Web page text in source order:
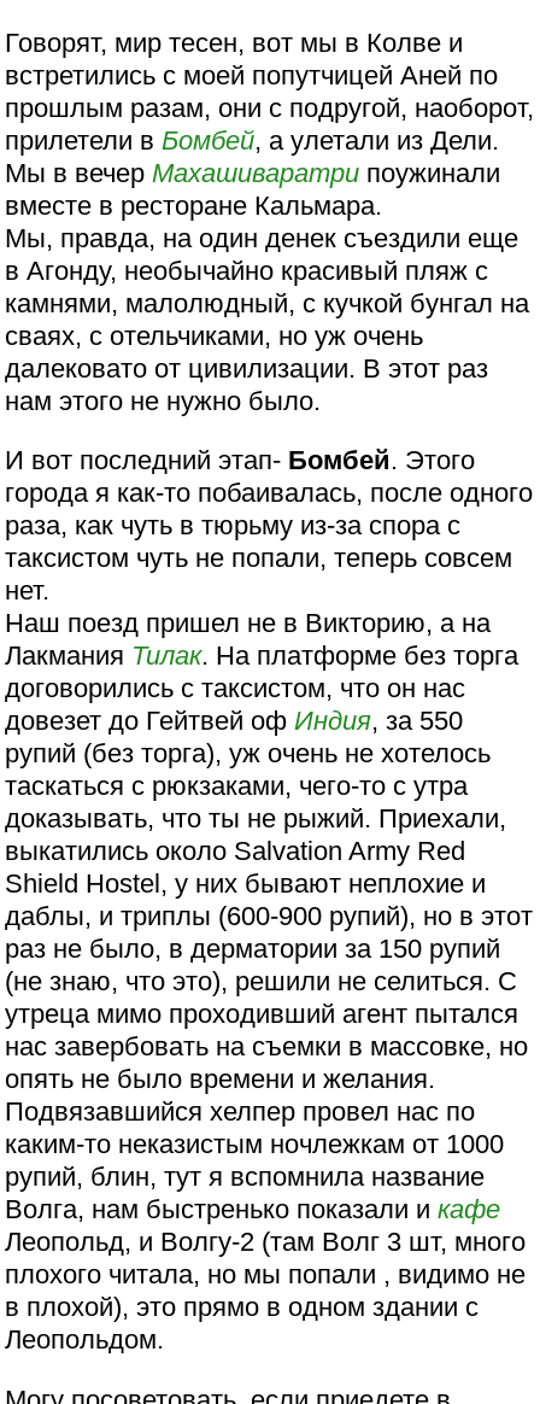
Говорят, мир тесен, вот мы в Колве и
встретились с моей попутчицей Аней по
прошлым разам, они с подругой, наоборот,
прилетели вБомбей, а улетали из Дели.
Мы в вечерМахашиваратри поужинали
вместе в ресторане Кальмара.
Мы, правда, на один денек съездили еще
в Агонду, необычайно красивый пляж с
камнями, малолюдный, с кучкой бунгал на
сваях, с отельчиками, но уж очень
далековато от цивилизации. В этот раз
нам этого не нужно было.
И вот последний этап- Бомбей. Этого
города я как-то побаивалась, после одного
раза, как чуть в тюрьму из-за спора с
таксистом чуть не попали, теперь совсем
нет.
Наш поезд пришел не в Викторию, а на
Лакмания Тилак. На платформе без торга
договорились с таксистом, что он нас
довезет до Гейтвей офИндия, за 550
рупий (без торга), уж очень не хотелось
таскаться с рюкзаками, чего-то с утра
доказывать, что ты не рыжий. Приехали,
выкатились около Salvation Army Red
Shield Hostel, у них бывают неплохие и
даблы, и триплы (600-900 рупий), но в этот
раз не было, в дерматории за 150 рупий
(не знаю, что это), решили не селиться. С
утреца мимо проходивший агент пытался
нас завербовать на съемки в массовке, но
опять не было времени и желания.
Подвязавшийся хелпер провел нас по
каким-то неказистым ночлежкам от 1000
рупий, блин, тут я вспомнила название
Волга, нам быстренько показали икафе
Леопольд, и Волгу-2 (там Волг 3 шт, много
плохого читала, но мы попали , видимо не
в плохой), это прямо в одном здании с
Леопольдом.